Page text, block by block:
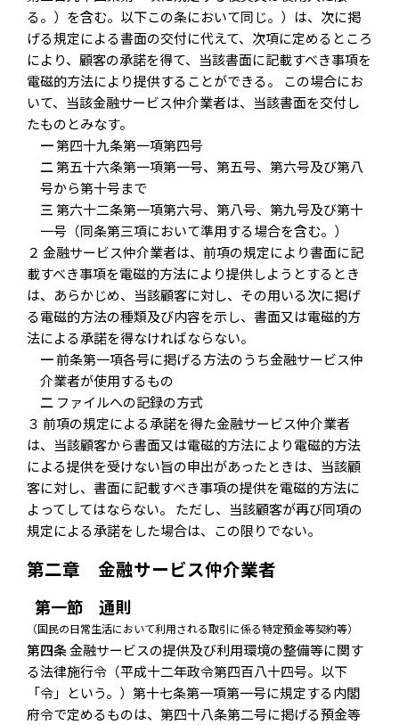
る。）を含む。以下この条において同じ。）は、次に掲
げる規定による書面の交付に代えて、次項に定めるところ
により、顧客の承諾を得て、当該書面に記載すべき事項を
電磁的方法により提供することができる。 この場合にお
いて、当該金融サービス仲介業者は、当該書面を交付し
たものとみなす。
一第四十九条第一項第四号
二第五十六条第一項第一号、第五号、第六号及び第八
号から第十号まで
三第六十二条第一項第六号、第八号、第九号及び第十
一号（同条第三項において準用する場合を含む。）
２ 金融サービス仲介業者は、前項の規定により書面に記
載すべき事項を電磁的方法により提供しようとするとき
は、あらかじめ、当該顧客に対し、その用いる次に掲げ
る電磁的方法の種類及び内容を示し、書面又は電磁的方
法による承諾を得なければならない。
一前条第一項各号に掲げる方法のうち金融サービス仲
介業者が使用するもの
二 ファイルへの記録の方式
３ 前項の規定による承諾を得た金融サービス仲介業者
は、当該顧客から書面又は電磁的方法により電磁的方法
による提供を受けない旨の申出があったときは、当該顧
客に対し、書面に記載すべき事項の提供を電磁的方法に
よってしてはならない。 ただし、当該顧客が再び同項の
規定による承諾をした場合は、この限りでない。
第二章 金融サービス仲介業者
第一節 通則
（国民の日常生活において利用される取引に係る特定預金等契約等）
第四条金融サービスの提供及び利用環境の整備等に関す
る法律施行令（平成十二年政令第四百八十四号。以下
「令」という。）第十七条第一項第一号に規定する内閣
府令で定めるものは、第四十八条第二号に掲げる預金等